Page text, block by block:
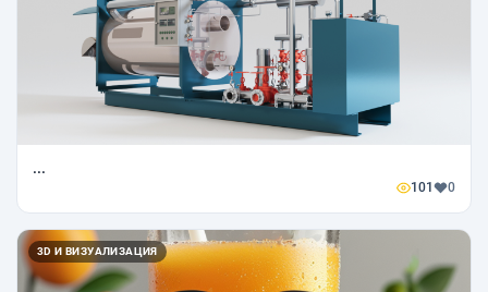
...
101 0
3D И ВИЗУАЛИЗАЦИЯ